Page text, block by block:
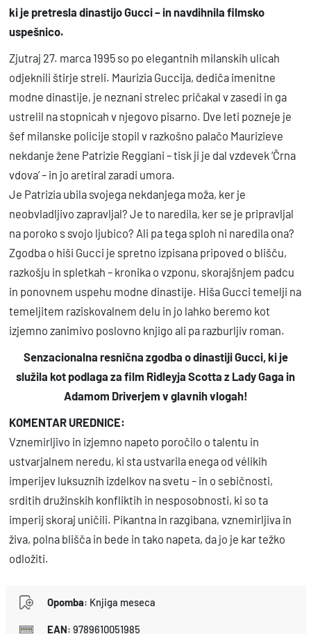
ki je pretresla dinastijo Gucci – in navdihnila filmsko
uspešnico.
Zjutraj 27. marca 1995 so po elegantnih milanskih ulicah
odjeknili štirje streli. Maurizia Guccija, dediča imenitne
modne dinastije, je neznani strelec pričakal v zasedi in ga
ustrelil na stopnicah v njegovo pisarno. Dve leti pozneje je
šef milanske policije stopil v razkošno palačo Maurizieve
nekdanje žene Patrizie Reggiani – tisk ji je dal vzdevek ‘Črna
vdova’ – in jo aretiral zaradi umora.
Je Patrizia ubila svojega nekdanjega moža, ker je
neobvladljivo zapravljal? Je to naredila, ker se je pripravljal
na poroko s svojo ljubico? Ali pa tega sploh ni naredila ona?
Zgodba o hiši Gucci je spretno izpisana pripoved o blišču,
razkošju in spletkah – kronika o vzponu, skorajšnjem padcu
in ponovnem uspehu modne dinastije. Hiša Gucci temelji na
temeljitem raziskovalnem delu in jo lahko beremo kot
izjemno zanimivo poslovno knjigo ali pa razburljiv roman.
Senzacionalna resnična zgodba o dinastiji Gucci, ki je
služila kot podlaga za film Ridleyja Scotta z Lady Gaga in
Adamom Driverjem v glavnih vlogah!
KOMENTAR UREDNICE:
Vznemirljivo in izjemno napeto poročilo o talentu in
ustvarjalnem neredu, ki sta ustvarila enega od vélikih
imperijev luksuznih izdelkov na svetu – in o sebičnosti,
srditih družinskih konfliktih in nesposobnosti, ki so ta
imperij skoraj uničili. Pikantna in razgibana, vznemirljiva in
živa, polna blišča in bede in tako napeta, da jo je kar težko
odložiti.
Opomba: Knjiga meseca
EAN: 9789610051985